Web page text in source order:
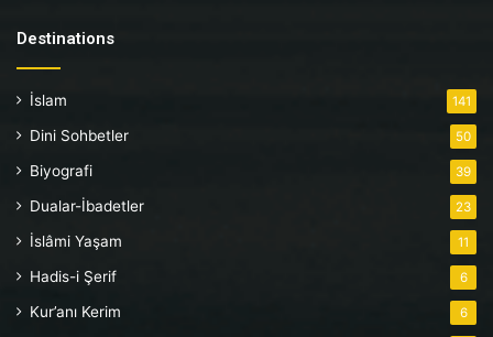
Destinations
İslam 141
Dini Sohbetler 50
Biyografi 39
Dualar-İbadetler 23
İslâmi Yaşam 11
Hadis-i Şerif 6
Kur’anı Kerim 6